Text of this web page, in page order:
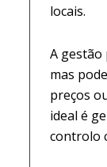
locais.
A
mas
preços
ideal é
controlo